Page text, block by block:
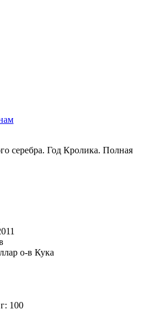
серебра. Год Кролика. Полная
о-в Кука
100